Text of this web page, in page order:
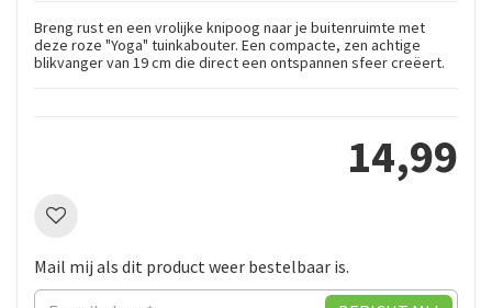
Breng rust en een vrolijke knipoog naar je buitenruimte met
deze roze "Yoga" tuinkabouter. Een compacte, zen achtige
blikvanger van 19 cm die direct een ontspannen sfeer creëert.
14,99
Mail mij als dit product weer bestelbaar is.